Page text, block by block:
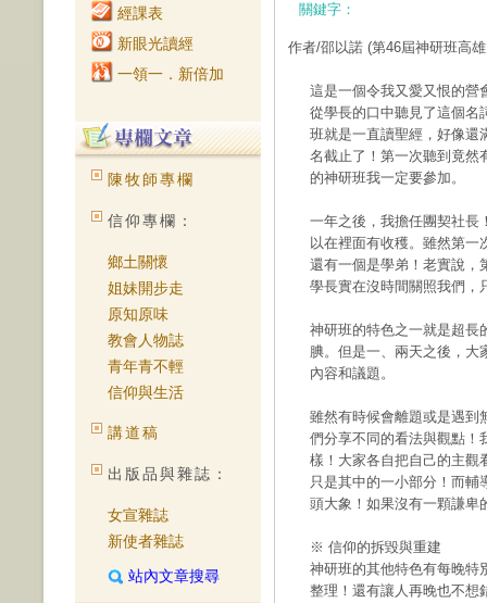
經課表
新眼光讀經
一領一．新倍加
陳牧師專欄
信仰專欄：
鄉土關懷
姐妹開步走
原知原味
教會人物誌
青年青不輕
信仰與生活
講道稿
出版品與雜誌：
女宣雜誌
新使者雜誌
站內文章搜尋
關鍵字：
作者/邵以諾 (第46屆神研班高
這是一個令我又愛又恨的營
從學長的口中聽見了這個名
班就是一直讀聖經，好像還
名截止了！第一次聽到竟然
的神研班我一定要參加。
一年之後，我擔任團契社長
以在裡面有收穫。雖然第
還有一個是學弟！老實說，
學長實在沒時間關照我們，
神研班的特色之一就是超長
腆。但是一、兩天之後，大
內容和議題。
雖然有時候會離題或是遇到
們分享不同的看法與觀點！
樣！大家各自把自己的主觀
只是其中的一小部分！而輔
頭大象！如果沒有一顆謙卑
※ 信仰的拆毀與重建
神研班的其他特色有每晚特
整理！還有讓人再晚也不想